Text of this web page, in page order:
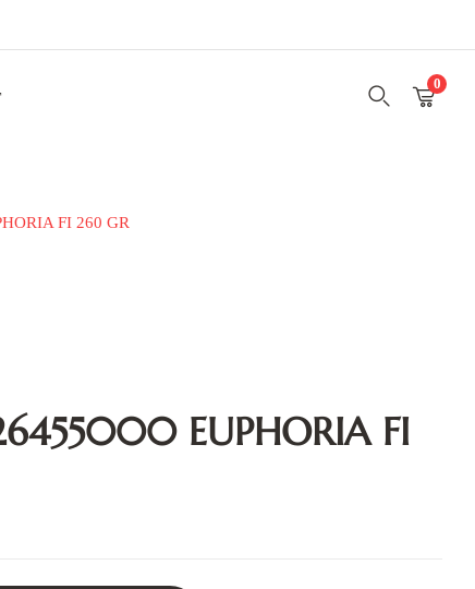
0
FI 260 GR
EUPHORIA FI